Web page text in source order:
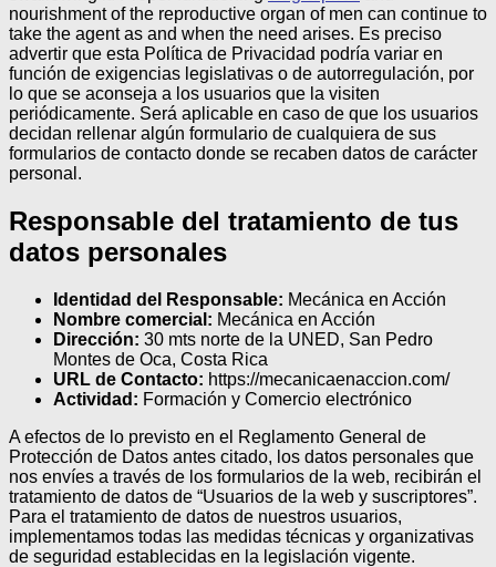
nourishment of the reproductive organ of men can continue to
take the agent as and when the need arises. Es preciso
advertir que esta Política de Privacidad podría variar en
función de exigencias legislativas o de autorregulación, por
lo que se aconseja a los usuarios que la visiten
periódicamente. Será aplicable en caso de que los usuarios
decidan rellenar algún formulario de cualquiera de sus
formularios de contacto donde se recaben datos de carácter
personal.
Responsable del tratamiento de tus
datos personales
Identidad del Responsable: Mecánica en Acción
Nombre comercial: Mecánica en Acción
Dirección: 30 mts norte de la UNED, San Pedro
Montes de Oca, Costa Rica
URL de Contacto: https://mecanicaenaccion.com/
Actividad: Formación y Comercio electrónico
A efectos de lo previsto en el Reglamento General de
Protección de Datos antes citado, los datos personales que
nos envíes a través de los formularios de la web, recibirán el
tratamiento de datos de “Usuarios de la web y suscriptores”.
Para el tratamiento de datos de nuestros usuarios,
implementamos todas las medidas técnicas y organizativas
de seguridad establecidas en la legislación vigente.